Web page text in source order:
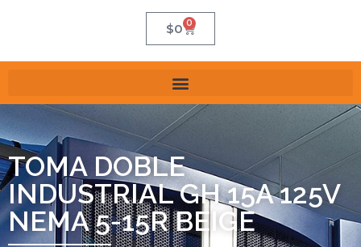
$0 0
TOMA DOBLE
INDUSTRIAL GH 15A 125V
NEMA 5-15R BEIGE